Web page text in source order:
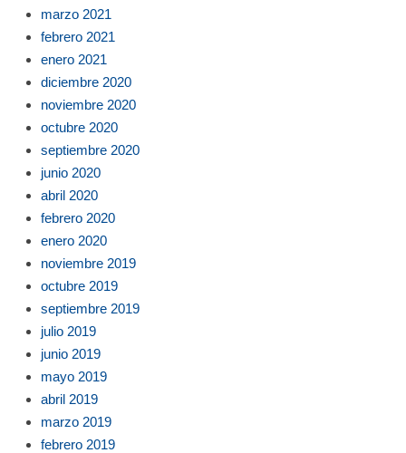
marzo 2021
febrero 2021
enero 2021
diciembre 2020
noviembre 2020
octubre 2020
septiembre 2020
junio 2020
abril 2020
febrero 2020
enero 2020
noviembre 2019
octubre 2019
septiembre 2019
julio 2019
junio 2019
mayo 2019
abril 2019
marzo 2019
febrero 2019